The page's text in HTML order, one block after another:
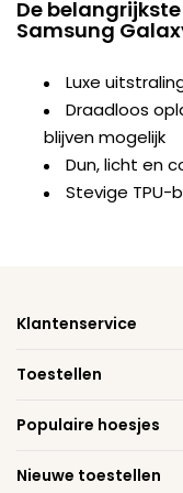
De
Samsung
Luxe
Draadloos
blijven mogelijk
Dun, licht en
Stevige TPU-
Klantenservice
Toestellen
Populaire hoesjes
Nieuwe toestellen